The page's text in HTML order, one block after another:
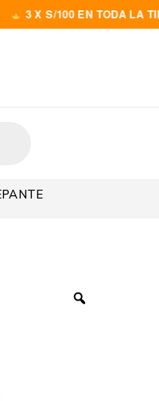
S/100 EN TODA LA TIENDA